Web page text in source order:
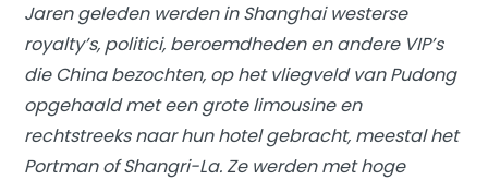
Jaren geleden werden in Shanghai westerse
royalty’s, politici, beroemdheden en andere VIP’s
die China bezochten, op het vliegveld van Pudong
opgehaald met een grote limousine en
rechtstreeks naar hun hotel gebracht, meestal het
Portman of Shangri-La. Ze werden met hoge